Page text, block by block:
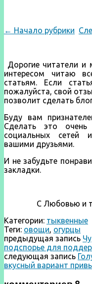
← Начало рубрики
Дорогие читатели и
интересом читаю
статьям. Если
пожалуйста, свой
позволит сделать
Буду вам
Сделать это
социальных сетей
вашими друзьями.
И не забудьте
закладки.
С Любовью и
Категории: тыквенные
Теги: овощи, огурцы
предыдущая запись
подспорье для
следующая запись
вкусный вариант